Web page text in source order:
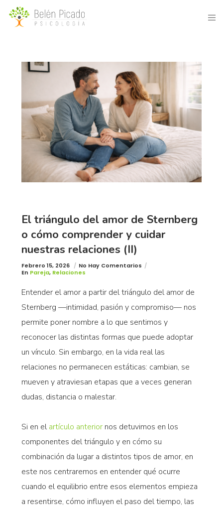
El triángulo del amor de Sternberg
o cómo comprender y cuidar
nuestras relaciones (II)
Febrero 15, 2026
No Hay Comentarios
En Pareja, Relaciones
Entender el amor a partir del triángulo del amor de
Sternberg —intimidad, pasión y compromiso— nos
permite poner nombre a lo que sentimos y
reconocer las distintas formas que puede adoptar
un vínculo. Sin embargo, en la vida real las
relaciones no permanecen estáticas: cambian, se
mueven y atraviesan etapas que a veces generan
dudas, distancia o malestar.
Si en elartículo anteriornos detuvimos en los
componentes del triángulo y en cómo su
combinación da lugar a distintos tipos de amor, en
este nos centraremos en entender qué ocurre
cuando el equilibrio entre esos elementos empieza
a resentirse, cómo influyen el paso del tiempo, las